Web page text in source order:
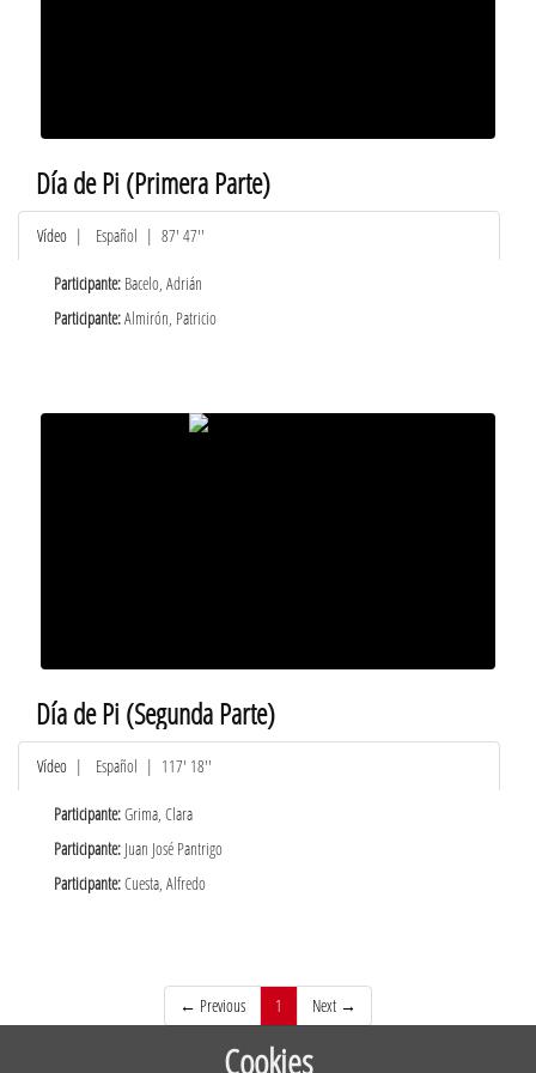
Día de Pi (Primera Parte)
Vídeo | Español | 87' 47''
Participante: Bacelo, Adrián
Participante:Almirón, Patricio
Día de Pi (Segunda Parte)
Vídeo | Español | 117' 18''
Participante:Grima, Clara
Participante: Juan José Pantrigo
Participante:Cuesta, Alfredo
← Previous 1 (current)Next →
Cookies